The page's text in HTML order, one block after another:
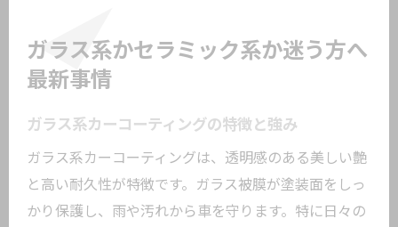
意
メンテナンス性重視の選び方とその理由
比較
ガラスコーティング専門店のアフターケ
ア
長持ちするカーコーティングの選び方と
ガラス系かセラミック系か迷う方へ
最新事情
ガラス系カーコーティングの特徴と強み
ガラス系カーコーティングは、透明感のある美しい艶
と高い耐久性が特徴です。ガラス被膜が塗装面をしっ
かり保護し、雨や汚れから車を守ります。特に日々の